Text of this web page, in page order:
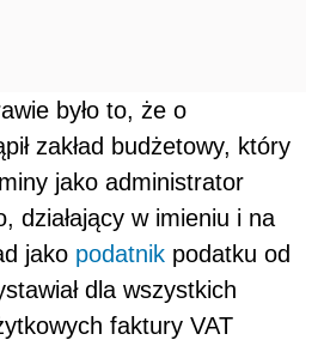
było to, że o
zakład budżetowy, który
jako administrator
działający w imieniu i na
jako podatnik podatku od
dla wszystkich
faktury VAT